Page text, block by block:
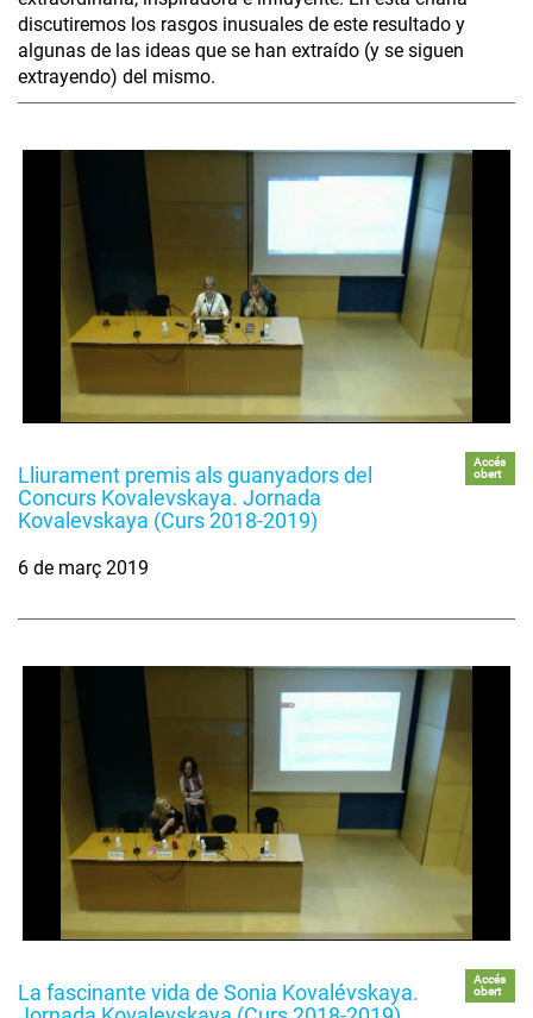
discutiremos los rasgos inusuales de este resultado y
algunas de las ideas que se han extraído (y se siguen
extrayendo) del mismo.
Lliurament premis als guanyadors del
Concurs Kovalevskaya. Jornada
Kovalevskaya (Curs 2018-2019)
Accés
obert
6 de març 2019
La fascinante vida de Sonia Kovalévskaya.
Accés
obert